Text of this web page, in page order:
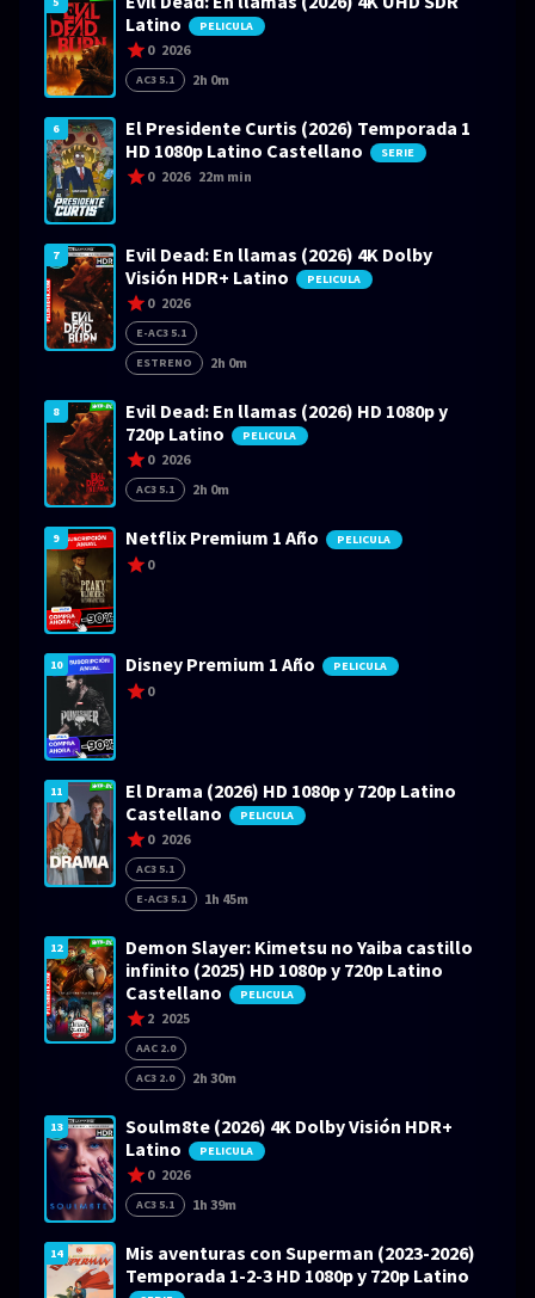
Latino
PELICULA
0 2026
AC3 5.1 2h 0m
6
El Presidente Curtis (2026) Temporada 1
HD 1080p Latino Castellano
SERIE
0 2026 22m min
7
Evil Dead: En llamas (2026) 4K Dolby
Visión HDR+ Latino
PELICULA
0 2026
E-AC3 5.1
ESTRENO
2h 0m
8
Evil Dead: En llamas (2026) HD 1080p y
720p Latino
PELICULA
0 2026
AC3 5.1 2h 0m
9 Netflix Premium 1 Año PELICULA
0
10 Disney Premium 1 Año PELICULA
0
11
El Drama (2026) HD 1080p y 720p Latino
Castellano
PELICULA
0 2026
AC3 5.1
E-AC3 5.1
1h 45m
12
Demon Slayer: Kimetsu no Yaiba castillo
infinito (2025) HD 1080p y 720p Latino
Castellano
PELICULA
2 2025
AAC 2.0
AC3 2.0
2h 30m
13
Soulm8te (2026) 4K Dolby Visión HDR+
Latino
PELICULA
0 2026
AC3 5.1 1h 39m
14
Mis aventuras con Superman (2023-2026)
Temporada 1-2-3 HD 1080p y 720p Latino